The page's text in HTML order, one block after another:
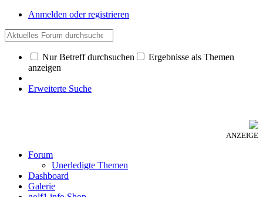
Anmelden oder registrieren
Nur Betreff durchsuchen
Ergebnisse als Themen
anzeigen
Erweiterte Suche
ANZEIGE
Forum
Unerledigte Themen
Dashboard
Galerie